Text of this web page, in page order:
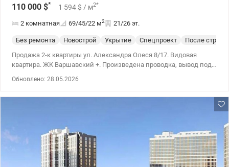
110 000 $* 1 594 $ / м2*
2 комнатная 69/45/22 м2 21/26 эт.
Без ремонта Новострой Укрытие Спецпроект
После
Продажа 2-к квартиры ул. Александра Олеся 8/17. Видовая
квартира. ЖК Варшавский +. Произведена проводка, вывод под
Обновлено: 28.05.2026